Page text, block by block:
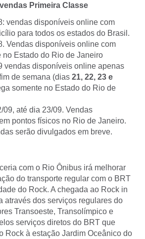
Primeira Classe
vendas disponíveis online com
para todos os estados do Brasil.
Vendas disponíveis online com
no Estado do Rio de Janeiro
vendas disponíveis online apenas
de semana (dias 21, 22, 23 e
somente no Estado do Rio de
09, até dia 23/09. Vendas
pontos físicos no Rio de Janeiro.
serão divulgados em breve.
com o Rio Ônibus irá melhorar
do transporte regular com o BRT
do Rock. A chegada ao Rock in
através dos serviços regulares do
Transoeste, Transolímpico e
serviços diretos do BRT que
Rock à estação Jardim Oceânico do